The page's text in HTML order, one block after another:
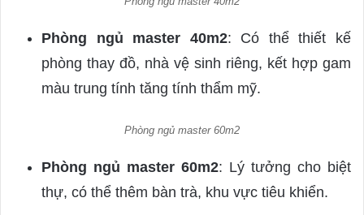
Phòng ngủ master 40m2: Có thể thiết kế
phòng thay đồ, nhà vệ sinh riêng, kết hợp gam
màu trung tính tăng tính thẩm mỹ.
Phòng ngủ master 60m2
Phòng ngủ master 60m2: Lý tưởng cho biệt
thự, có thể thêm bàn trà, khu vực tiêu khiển.